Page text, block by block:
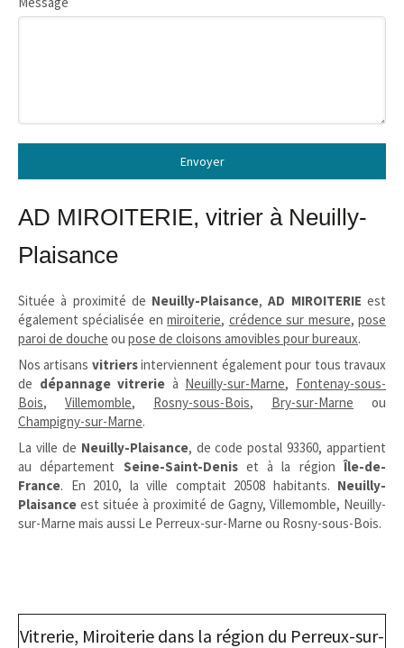
Envoyer
AD MIROITERIE, vitrier à Neuilly-
Plaisance
Située à proximité de Neuilly-Plaisance,AD MIROITERIE est
également spécialisée enmiroiterie, crédence sur mesure,pose
paroi de douche ou pose de cloisons amovibles pour bureaux.
Nos artisans vitriersinterviennent également pour tous travaux
de dépannage vitrerie à Neuilly-sur-Marne, Fontenay-sous-
Bois, Villemomble, Rosny-sous-Bois, Bry-sur-Marne ou
Champigny-sur-Marne.
La ville de Neuilly-Plaisance, de code postal 93360, appartient
au département Seine-Saint-Deniset à la régionÎle-de-
France. En 2010, la ville comptait 20508 habitants. Neuilly-
Plaisance est située à proximité de Gagny, Villemomble, Neuilly-
sur-Marne mais aussi Le Perreux-sur-Marne ou Rosny-sous-Bois.
Vitrerie, Miroiterie dans la région du Perreux-sur-